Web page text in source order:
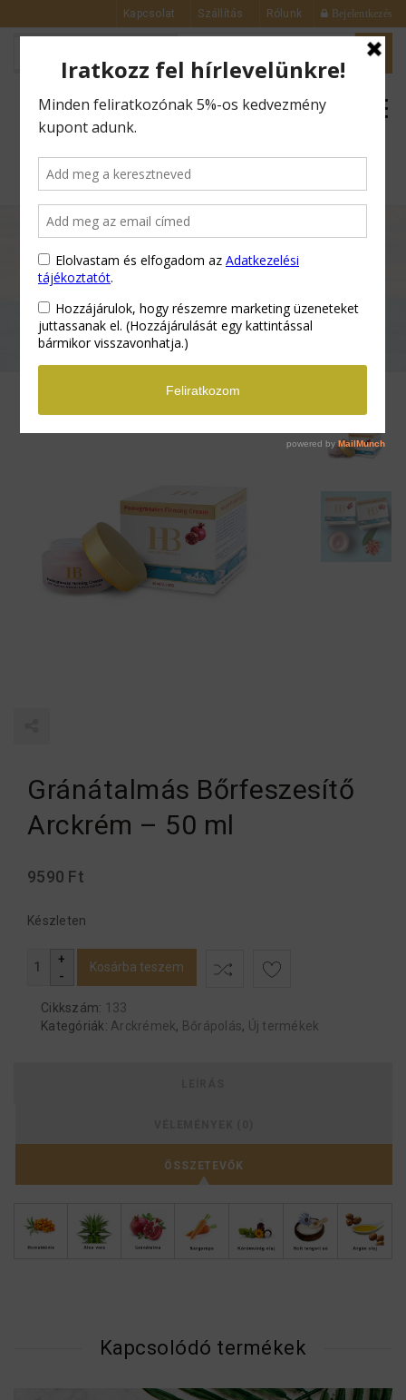
Kapcsolat Szállítás Rólunk Bejelentkezés
Bőrfeszesítő Arckrém – 50 ml
Gránátalmás Bőrfeszesítő
Arckrém – 50 ml
9590 Ft
Készleten
Kosárba teszem
Cikkszám: 133
Kategóriák: Arckrémek, Bőrápolás, Új termékek
ÖSSZETEVŐK
Kapcsolódó termékek